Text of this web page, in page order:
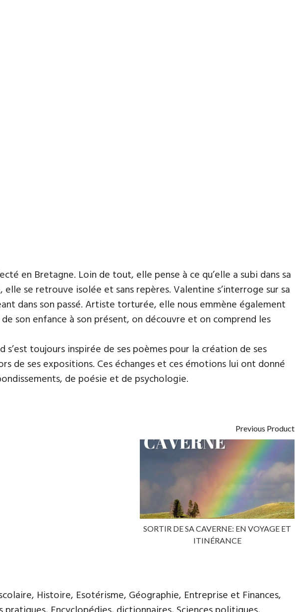
en Bretagne. Loin de tout, elle pense à ce qu’elle a subi dans sa
se retrouve isolée et sans repères. Valentine s’interroge sur sa
dans son passé. Artiste torturée, elle nous emmène également
son enfance à son présent, on découvre et on comprend les
toujours inspirée de ses poèmes pour la création de ses
de ses expositions. Ces échanges et ces émotions lui ont donné
de poésie et de psychologie.
Previous Product
SORTIR DE SA CAVERNE: EN VOYAGE ET
ITINÉRANCE
Histoire, Esotérisme, Géographie, Entreprise et Finances,